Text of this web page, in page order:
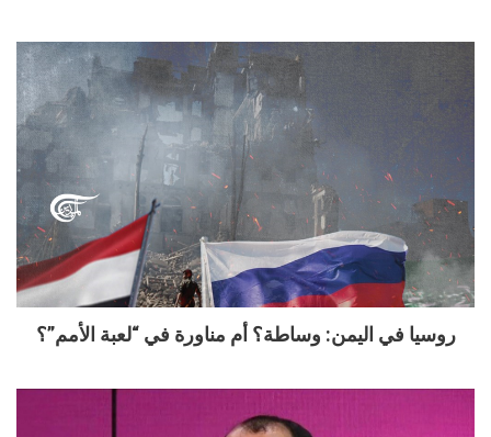
روسيا في اليمن: وساطة؟ أم مناورة في “لعبة الأمم”؟